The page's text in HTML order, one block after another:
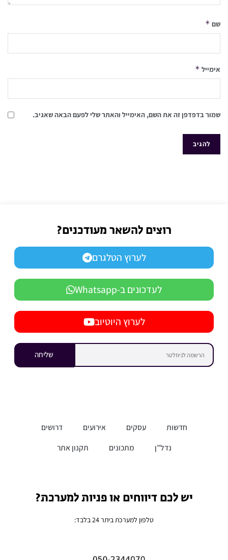
שם *
אימייל *
שמור בדפדפן זה את השם, האימייל והאתר שלי לפעם הבאה שאגיב.
רוצים להשאר מעודכנים?
לערוץ הטלגרם
לעדכונים ב-Whatsapp
לערוץ היוטיוב
שליחה
חדשות עסקים אירועים
דרושים
נדל”ן
מתכונים תקנון אתר
יש לכם דיווחים או פניות למערכת?
טלפון למערכת ביתר 24 בלבד: